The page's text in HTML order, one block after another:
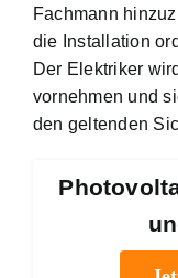
Fachmann
die Installation
Der Elektriker
vornehmen und
den geltenden